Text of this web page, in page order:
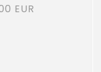
EUR